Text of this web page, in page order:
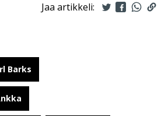
Jaa artikkeli:
Barks